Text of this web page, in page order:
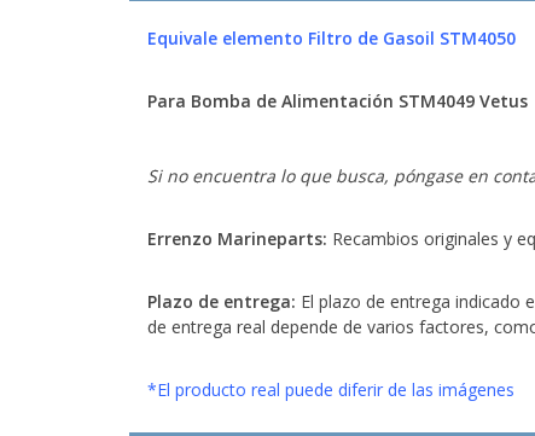
Equivale elemento Filtro de Gasoil STM4050
Para Bomba de Alimentación STM4049 Vetus
Si no encuentra lo que busca, póngase en
Errenzo Marineparts: Recambios originales y
Plazo de entrega: El plazo de entrega indicado
de entrega real depende de varios factores,
*El producto real puede diferir de las imágenes